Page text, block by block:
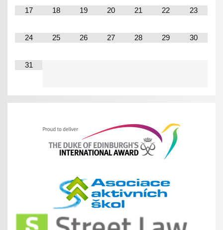
17 18 19 20 21 22 23
24 25 26 27 28 29 30
31